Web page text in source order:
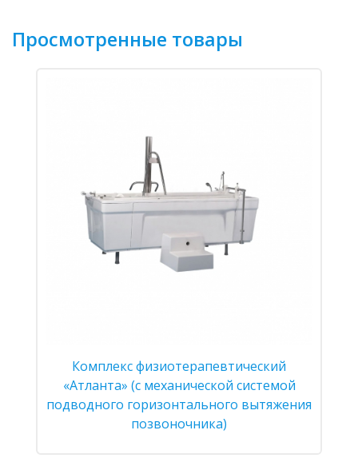
Просмотренные товары
Комплекс физиотерапевтический
«Атланта» (с механической системой
подводного горизонтального вытяжения
позвоночника)